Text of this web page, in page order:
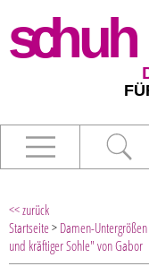
<< zurück
Startseite> Damen-Untergrößen
und kräftiger Sohle" von Gabor